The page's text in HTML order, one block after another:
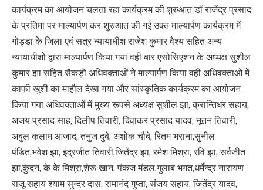
कार्यक्रम का आयोजन चलता रहा कार्यक्रम की शुरुआत डॉ राजेंद्र प्रसाद
के प्रतिमा पर माल्यार्पण कर शुरुआत की गई उक्त माल्यार्पण कार्यक्रम में
गोड्डा के जिला एवं सत्र न्यायाधीश राजेश कुमार वैश्य सहित अन्य
न्यायाधीशों द्वारा माल्यार्पण किया गया वही बार एसोसिएशन के अध्यक्ष सुशील
कुमार झा सहित सैकड़ो अधिवक्ताओं ने माल्यार्पण किया वही अधिवक्ताओं में
काफी खुशी का माहौल देखा गया और सांस्कृतिक कार्यक्रम का आयोजन
किया गया अधिवक्ताओं में मुख्य रूपसे अध्यक्ष सुशील झा, क्रान्तिधर सहाय,
अजय प्रसाद साह, दिलीप तिवारी, दिवाकर प्रसाद यादव, नूतन तिवारी,
अबुल कलाम आजाद, तनुज दुबे, अशोक चौबे, रितम भराना,सुनील
पंडित,भवेश झा, इंद्रजीत तिवारी,जितेंद्र झा, रमेश मिश्रा, रवि झा, सर्वजीत
झा,कुंदन, के के मिश्रा,शेरू खान, पंकज मंडल,गुलाब भगत,धर्मेन्द्र नारायण
राजू सहाय श्याम सुन्दर दास, रामानंद गुप्ता, संजय सहाय, जितेंद्र यादव,